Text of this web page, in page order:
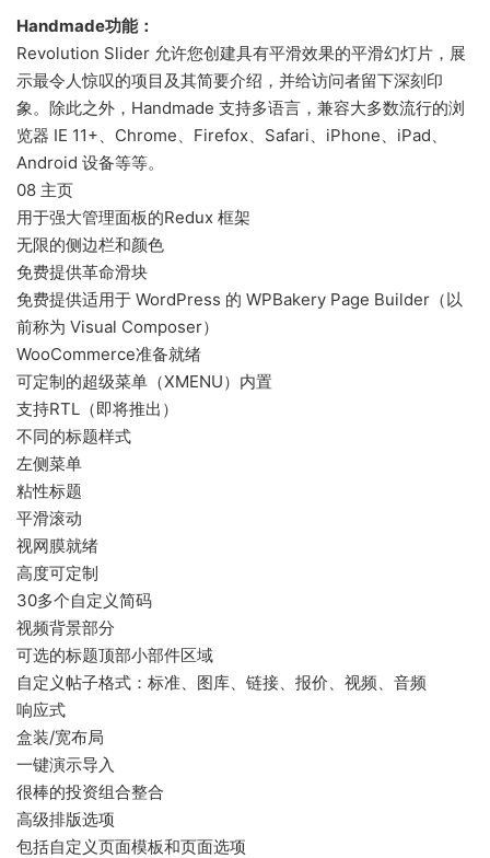
Handmade功能：
Revolution Slider 允许您创建具有平滑效果的平滑幻灯片，展
示最令人惊叹的项目及其简要介绍，并给访问者留下深刻印
象。除此之外，Handmade 支持多语言，兼容大多数流行的浏
览器 IE 11+、Chrome、Firefox、Safari、iPhone、iPad、
Android 设备等等。
08 主页
用于强大管理面板的Redux 框架
无限的侧边栏和颜色
免费提供革命滑块
免费提供适用于 WordPress 的 WPBakery Page Builder（以
前称为 Visual Composer）
WooCommerce准备就绪
可定制的超级菜单（XMENU）内置
支持RTL（即将推出）
不同的标题样式
左侧菜单
粘性标题
平滑滚动
视网膜就绪
高度可定制
30多个自定义简码
视频背景部分
可选的标题顶部小部件区域
自定义帖子格式：标准、图库、链接、报价、视频、音频
响应式
盒装/宽布局
一键演示导入
很棒的投资组合整合
高级排版选项
包括自定义页面模板和页面选项